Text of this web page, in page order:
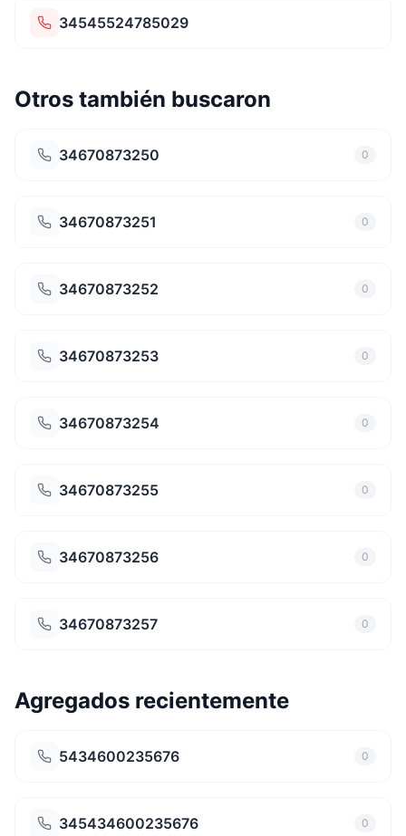
34545524785029
Otros también buscaron
34670873250 0
34670873251 0
34670873252 0
34670873253 0
34670873254 0
34670873255 0
34670873256 0
34670873257 0
Agregados recientemente
5434600235676 0
345434600235676 0